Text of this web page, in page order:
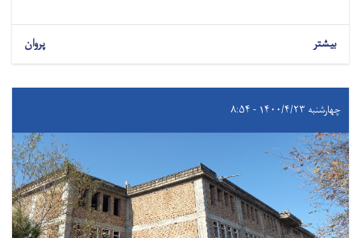
بیشتر پروان
چهارشنبه ۱۴۰۰/۴/۲۳ - ۸:۵۴